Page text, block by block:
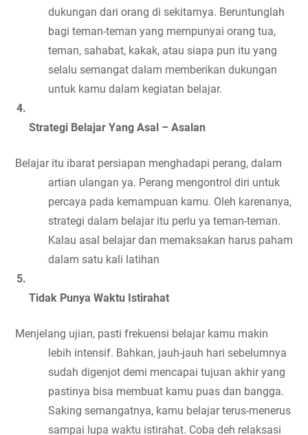
dukungan dari orang di sekitarnya. Beruntunglah
bagi teman-teman yang mempunyai orang tua,
teman, sahabat, kakak, atau siapa pun itu yang
selalu semangat dalam memberikan dukungan
untuk kamu dalam kegiatan belajar.
Strategi Belajar Yang Asal – Asalan
Belajar itu ibarat persiapan menghadapi perang, dalam
artian ulangan ya. Perang mengontrol diri untuk
percaya pada kemampuan kamu. Oleh karenanya,
strategi dalam belajar itu perlu ya teman-teman.
Kalau asal belajar dan memaksakan harus paham
dalam satu kali latihan
Tidak Punya Waktu Istirahat
Menjelang ujian, pasti frekuensi belajar kamu makin
lebih intensif. Bahkan, jauh-jauh hari sebelumnya
sudah digenjot demi mencapai tujuan akhir yang
pastinya bisa membuat kamu puas dan bangga.
Saking semangatnya, kamu belajar terus-menerus
sampai lupa waktu istirahat. Coba deh relaksasi